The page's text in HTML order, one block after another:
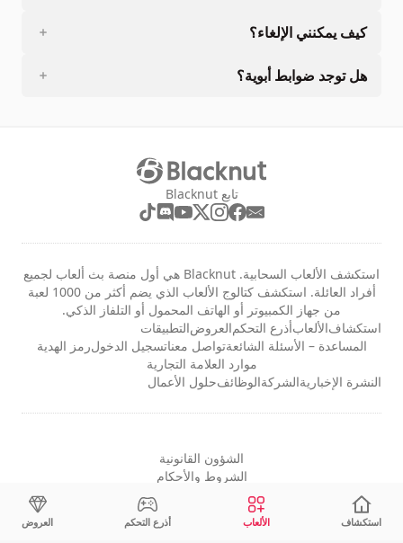
كيف يمكنني الإلغاء؟
هل توجد ضوابط أبوية؟
تابع Blacknut
استكشف الألعاب السحابية. Blacknut هي أول منصة بث ألعاب لجميع
أفراد العائلة. استكشف كتالوج الألعاب الذي يضم أكثر من 1000 لعبة
من جهاز الكمبيوتر أو الهاتف المحمول أو التلفاز الذكي.
استكشافالألعابأذرع التحكمالعروضالتطبيقات
المساعدة – الأسئلة الشائعةتواصل معناتسجيل الدخولرمز الهدية
موارد العلامة التجارية
النشرة الإخباريةالشركةالوظائفحلول الأعمال
الشؤون القانونية
الشروط والأحكام
إعدادات ملفات تعريف الارتباط
استكشاف الألعاب أذرع التحكم العروض